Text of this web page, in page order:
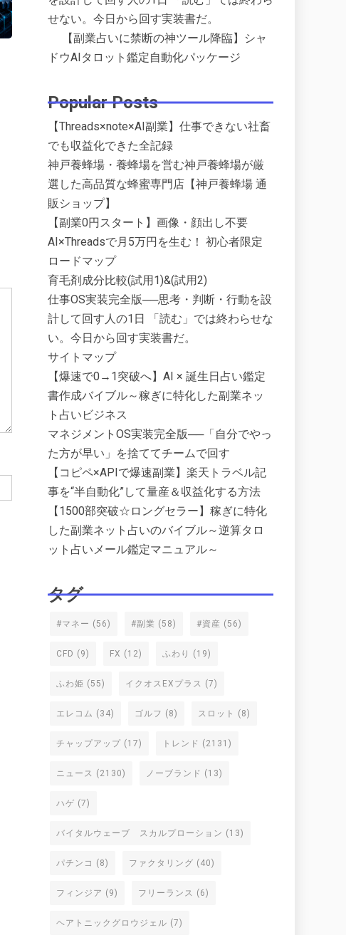
せない。今日から回す実装書だ。
【副業占いに禁断の神ツール降臨】シャ
ドウAIタロット鑑定自動化パッケージ
Popular Posts
【Threads×note×AI副業】仕事できない社畜
でも収益化できた全記録
神戸養蜂場・養蜂場を営む神戸養蜂場が厳
選した高品質な蜂蜜専門店【神戸養蜂場 通
販ショップ】
【副業0円スタート】画像・顔出し不要
AI×Threadsで月5万円を生む！ 初心者限定
ロードマップ
育毛剤成分比較(試用1)&(試用2)
仕事OS実装完全版──思考・判断・行動を設
計して回す人の1日 「読む」では終わらせな
い。今日から回す実装書だ。
サイトマップ
【爆速で0→1突破へ】AI × 誕生日占い鑑定
書作成バイブル～稼ぎに特化した副業ネッ
ト占いビジネス
マネジメントOS実装完全版──「自分でやっ
た方が早い」を捨ててチームで回す
【コピペ×APIで爆速副業】楽天トラベル記
事を“半自動化”して量産＆収益化する方法
【1500部突破☆ロングセラー】稼ぎに特化
した副業ネット占いのバイブル～逆算タロ
ット占いメール鑑定マニュアル～
タグ
#マネー (56) #副業 (58) #資産 (56)
CFD (9) FX (12) ふわり (19)
ふわ姫 (55) イクオスEXプラス (7)
エレコム (34) ゴルフ (8) スロット (8)
チャップアップ (17) トレンド (2131)
ニュース (2130) ノーブランド (13)
ハゲ (7)
バイタルウェーブ スカルプローション (13)
パチンコ (8) ファクタリング (40)
フィンジア (9) フリーランス (6)
ヘアトニックグロウジェル (7)